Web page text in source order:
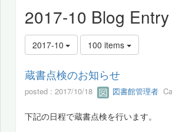
2017-10 Blog
2017-10 100 items
蔵書点検のお知らせ
posted : 2017/10/18 図書館管理者
下記の日程で蔵書点検を行います。